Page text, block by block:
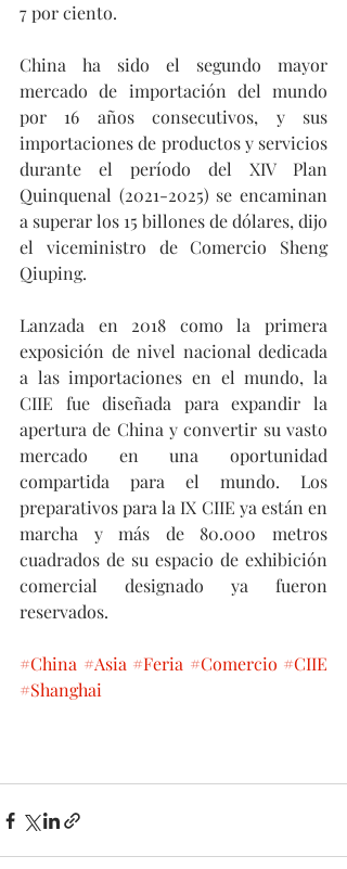
7 por ciento.
China ha sido el segundo mayor
mercado de importación del mundo
por 16 años consecutivos, y sus
importaciones de productos y servicios
durante el período del XIV Plan
Quinquenal (2021-2025) se encaminan
a superar los 15 billones de dólares, dijo
el viceministro de Comercio Sheng
Qiuping.
Lanzada en 2018 como la primera
exposición de nivel nacional dedicada
a las importaciones en el mundo, la
CIIE fue diseñada para expandir la
apertura de China y convertir su vasto
mercado en una oportunidad
compartida para el mundo. Los
preparativos para la IX CIIE ya están en
marcha y más de 80.000 metros
cuadrados de su espacio de exhibición
comercial designado ya fueron
reservados.
#China #Asia #Feria #Comercio #CIIE
#Shanghai